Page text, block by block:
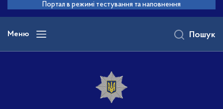
основного
вмісту
Портал в режимі тестування та наповнення
Меню Пошук